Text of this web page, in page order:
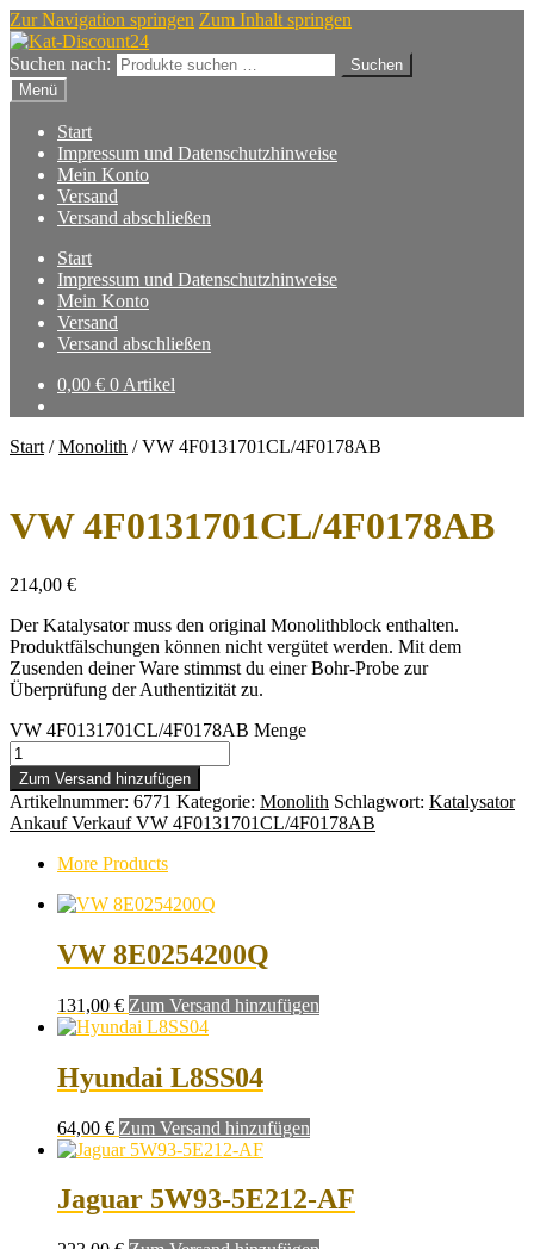
Zur Navigation springen Zum Inhalt springen
Suchen nach:
Suchen
Menü
Start
Impressum und Datenschutzhinweise
Mein Konto
Versand
Versand abschließen
Start
Impressum und Datenschutzhinweise
Mein Konto
Versand
Versand abschließen
0,00 € 0 Artikel
Start /Monolith /VW 4F0131701CL/4F0178AB
VW 4F0131701CL/4F0178AB
214,00 €
Der Katalysator muss den original Monolithblock enthalten.
Produktfälschungen können nicht vergütet werden. Mit dem
Zusenden deiner Ware stimmst du einer Bohr-Probe zur
Überprüfung der Authentizität zu.
VW 4F0131701CL/4F0178AB Menge
Zum Versand hinzufügen
Artikelnummer: 6771 Kategorie: Monolith Schlagwort: Katalysator
Ankauf Verkauf VW 4F0131701CL/4F0178AB
More Products
VW 8E0254200Q
131,00 € Zum Versand hinzufügen
Hyundai L8SS04
64,00 € Zum Versand hinzufügen
Jaguar 5W93-5E212-AF